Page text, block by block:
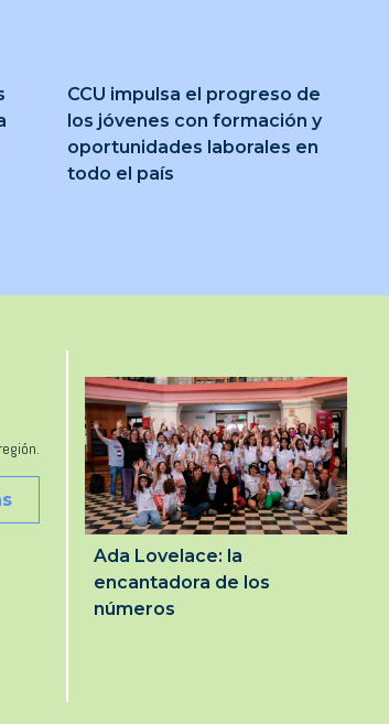
CCU impulsa el progreso de
los jóvenes con formación y
oportunidades laborales en
todo el país
Ada Lovelace: la
encantadora de los
números